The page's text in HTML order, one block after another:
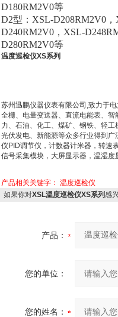
D180RM2V0等
D2型：XSL-D208RM2V0
D240RM2V0，XSL-
D280RM2V0等
温度巡检仪XS系列
苏州迅鹏仪器仪表有限公司,致力于
全栅、电量变送器、直流电能表、
力、石油、化工、煤矿、钢铁、轻
光伏发电、新能源等众多行业得到
仪PID调节仪，计数器计米器，转速
信号采集模块，大屏显示器，温湿度
产品相关关键字： 温度巡检仪
如果你对XSL温度巡检仪XS系列感
产品：
您的单位：
您的姓名：